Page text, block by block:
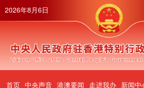
2026年8月6日
首页 中央声音 港澳要闻 走进我办 新闻中